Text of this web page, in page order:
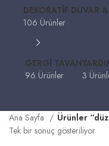
DEKORATIF DUVAR
106 Ürünler
GERGI TAVAN
96 Ürünler
3
Ana Sayfa
Ürünler
Tek bir sonuç gösteriliyor